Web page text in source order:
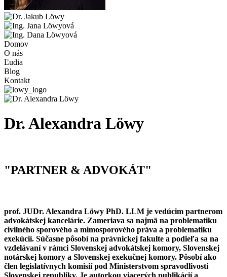
Domov
O nás
Ľudia
Blog
Kontakt
Dr. Alexandra Löwy
"PARTNER & ADVOKÁT"
prof. JUDr. Alexandra Löwy PhD. LLM je vedúcim partnerom
advokátskej kancelárie. Zameriava sa najmä na problematiku
civilného sporového a mimosporového práva a problematiku
exekúcií. Súčasne pôsobí na právnickej fakulte a podieľa sa na
vzdelávaní v rámci Slovenskej advokátskej komory, Slovenskej
notárskej komory a Slovenskej exekučnej komory. Pôsobí ako
člen legislatívnych komisií pod Ministerstvom spravodlivosti
Slovenskej republiky. Je autorkou viacerých publikácií a